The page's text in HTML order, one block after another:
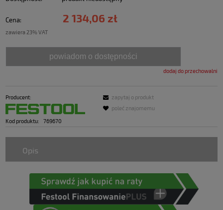
Cena: 2 134,06 zł
zawiera 23% VAT
powiadom o dostępności
dodaj do przechowalni
Producent:
Kod produktu: 769670
zapytaj o produkt
poleć znajomemu
Opis